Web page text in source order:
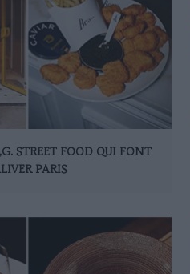
STREET FOOD QUI FONT
PARIS